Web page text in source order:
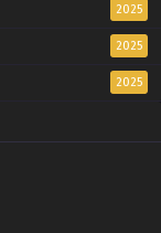
2025
2025
2025